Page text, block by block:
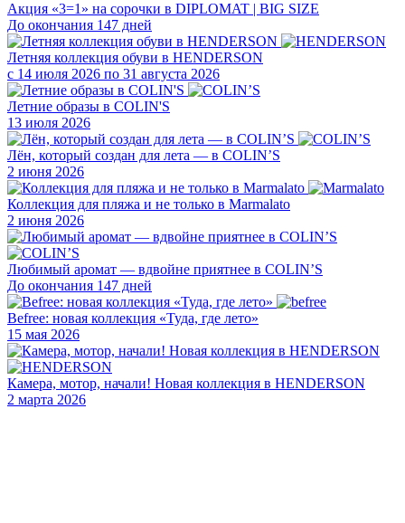
Акция «3=1» на сорочки в DIPLOMAT | BIG SIZE
До окончания 147 дней
Летняя коллекция обуви в HENDERSON
с 14 июля 2026 по 31 августа 2026
Летние образы в COLIN'S
13 июля 2026
Лён, который создан для лета — в COLIN’S
2 июня 2026
Коллекция для пляжа и не только в Marmalato
2 июня 2026
Любимый аромат — вдвойне приятнее в COLIN’S
До окончания 147 дней
Befree: новая коллекция «Туда, где лето»
15 мая 2026
Камера, мотор, начали! Новая коллекция в HENDERSON
2 марта 2026